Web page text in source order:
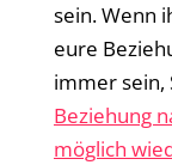
sein. Wenn
eure
immer sein,
Beziehung
möglich